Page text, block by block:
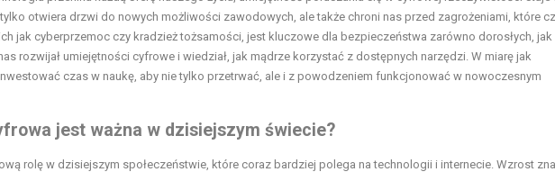
otwiera drzwi do nowych możliwości zawodowych, ale także chroni nas przed zagrożeniami, które
jak cyberprzemoc czy kradzież tożsamości, jest kluczowe dla bezpieczeństwa zarówno dorosłych,
rozwijał umiejętności cyfrowe i wiedział, jak mądrze korzystać z dostępnych narzędzi. W miarę jak
czas w naukę, aby nie tylko przetrwać, ale i z powodzeniem funkcjonować w nowoczesnym
jest ważna w dzisiejszym świecie?
rolę w dzisiejszym społeczeństwie, które coraz bardziej polega na technologii i internecie. Wzrost